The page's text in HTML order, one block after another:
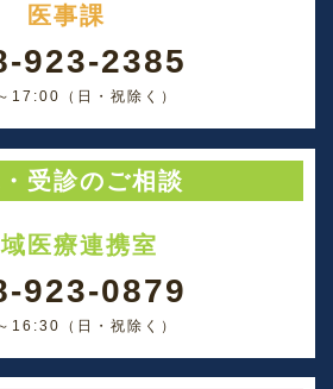
医事課
923-2385
17:00（日・祝除く）
受診のご相談
医療連携室
923-0879
16:30（日・祝除く）